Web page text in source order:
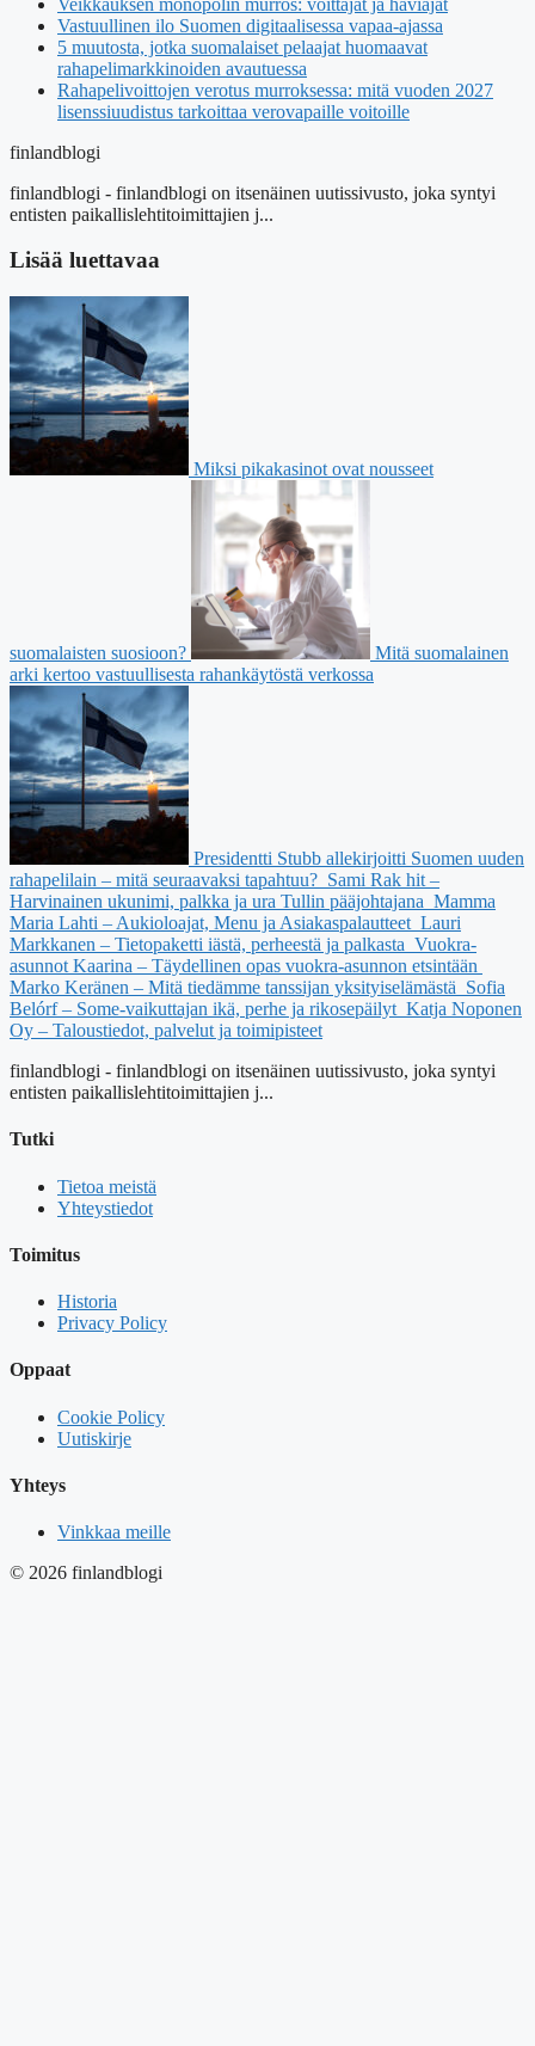
Vastuullinen ilo Suomen digitaalisessa vapaa-ajassa
5 muutosta, jotka suomalaiset pelaajat huomaavat
rahapelimarkkinoiden avautuessa
Rahapelivoittojen verotus murroksessa: mitä vuoden 2027
lisenssiuudistus tarkoittaa verovapaille voitoille
finlandblogi
finlandblogi - finlandblogi on itsenäinen uutissivusto, joka syntyi
entisten paikallislehtitoimittajien j...
Lisää luettavaa
Miksi pikakasinot ovat nousseet
suomalaisten suosioon?
Mitä suomalainen
arki kertoo vastuullisesta rahankäytöstä verkossa
Presidentti Stubb allekirjoitti Suomen uuden
rahapelilain – mitä seuraavaksi tapahtuu? Sami Rak hit –
Harvinainen ukunimi, palkka ja ura Tullin pääjohtajana Mamma
Maria Lahti – Aukioloajat, Menu ja Asiakaspalautteet Lauri
Markkanen – Tietopaketti iästä, perheestä ja palkasta Vuokra-
asunnot Kaarina – Täydellinen opas vuokra-asunnon etsintään
Marko Keränen – Mitä tiedämme tanssijan yksityiselämästä Sofia
Belórf – Some-vaikuttajan ikä, perhe ja rikosepäilyt Katja Noponen
Oy – Taloustiedot, palvelut ja toimipisteet
finlandblogi - finlandblogi on itsenäinen uutissivusto, joka syntyi
entisten paikallislehtitoimittajien j...
Tutki
Tietoa meistä
Yhteystiedot
Toimitus
Historia
Privacy Policy
Oppaat
Cookie Policy
Uutiskirje
Yhteys
Vinkkaa meille
© 2026 finlandblogi